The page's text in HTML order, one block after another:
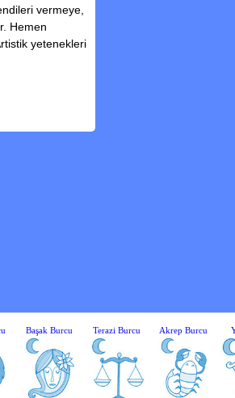
vermeye,
Hemen
yetenekleri
Başak Burcu Terazi Burcu Akrep Burcu